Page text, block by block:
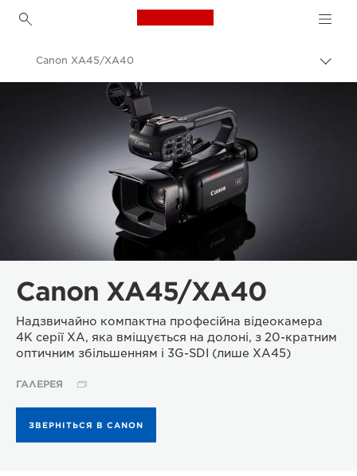
Canon Logo, back to
Любительські та професійні відеокамери
Canon XA45/XA40
Canon XA45/XA40
Надзвичайно компактна професійна відеокамера
4K серії XA, яка вміщується на долоні, з 20-кратним
оптичним збільшенням і 3G-SDI (лише XA45)
ГАЛЕРЕЯ
ЗВЕРНІТЬСЯ В CANON